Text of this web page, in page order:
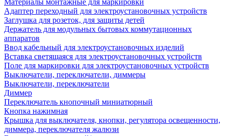
Материалы монтажные для маркировки
Адаптер переходный для электроустановочных устройств
Заглушка для розеток, для защиты детей
Держатель для модульных бытовых коммутационных
аппаратов
Ввод кабельный для электроустановочных изделий
Вставка светящаяся для электроустановочных устройств
Поле для маркировки для электроустановочных устройств
Выключатели, переключатели, диммеры
Выключатели, переключатели
Диммер
Переключатель кнопочный миниатюрный
Кнопка нажимная
Крышка для выключателя, кнопки, регулятора освещенности,
диммера, переключателя жалюзи